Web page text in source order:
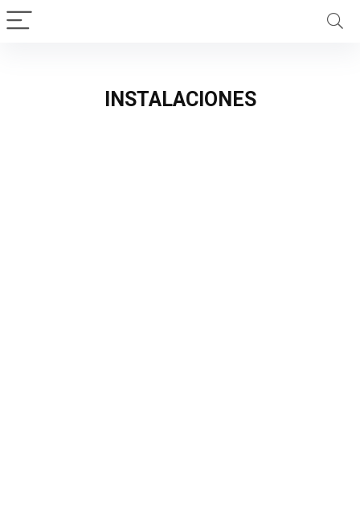
INSTALACIONES